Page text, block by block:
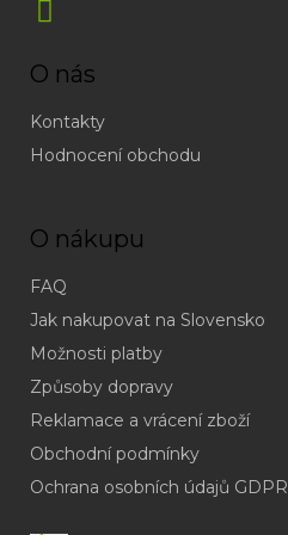
O nás
Kontakty
Hodnocení obchodu
O nákupu
FAQ
Jak nakupovat na Slovensko
Možnosti platby
Způsoby dopravy
Reklamace a vrácení zboží
Obchodní podmínky
Ochrana osobních údajů GDPR
(odpověď
do
v